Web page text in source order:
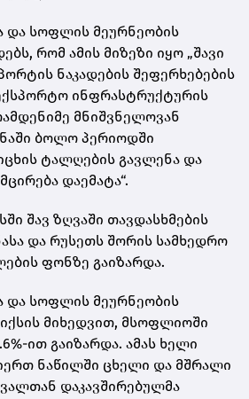
და სოფლის მეურნეობის
რომ ამის მიზეზი იყო „შავი
ნაკადების შეფერხებების
ინფრასტრუქტურის
მნიშვნელოვან
ბოლო პერიოდში
ტალღების გავლენა და
დაემატა“.
შავ ზღვაში თავდასხმების
და რუსეთს შორის სამხედრო
ფონზე გაიზარდა.
და სოფლის მეურნეობის
მიხედვით, მსოფლიოში
ით გაიზარდა. ამას ხელი
ნაწილში ცხელი და მშრალი
დაკავშირებულმა